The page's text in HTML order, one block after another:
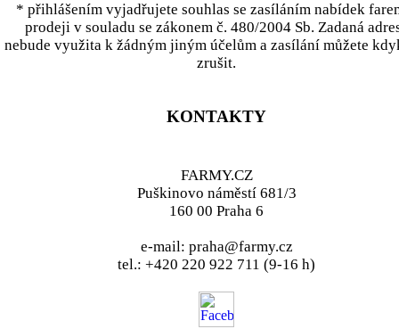
* přihlášením vyjadřujete souhlas se zasíláním nabídek
prodeji v souladu se zákonem č. 480/2004 Sb. Zadaná
nebude využita k žádným jiným účelům a zasílání můžete
zrušit.
KONTAKTY
FARMY.CZ
Puškinovo náměstí 681/3
160 00 Praha 6
e-mail: praha@farmy.cz
tel.: +420 220 922 711 (9-16 h)